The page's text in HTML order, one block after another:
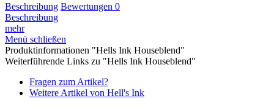
Beschreibung Bewertungen 0
Beschreibung
mehr
Menü schließen
Produktinformationen "Hells Ink Houseblend"
Weiterführende Links zu "Hells Ink Houseblend"
Fragen zum Artikel?
Weitere Artikel von Hell's Ink